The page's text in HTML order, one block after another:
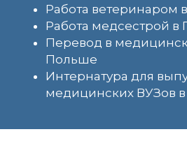
Работа ветеринаром
Работа медсестрой в
Перевод в
Польше
Интернатура для
медицинских ВУЗов